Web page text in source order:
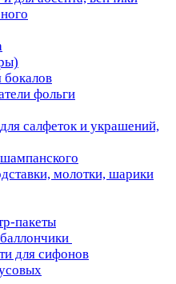
фольги
салфеток и украшений,
молотки, шарики
пакеты
для сифонов